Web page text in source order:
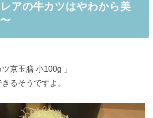
アの牛カツはやわから美
京玉膳 小100g 」
るそうですよ。